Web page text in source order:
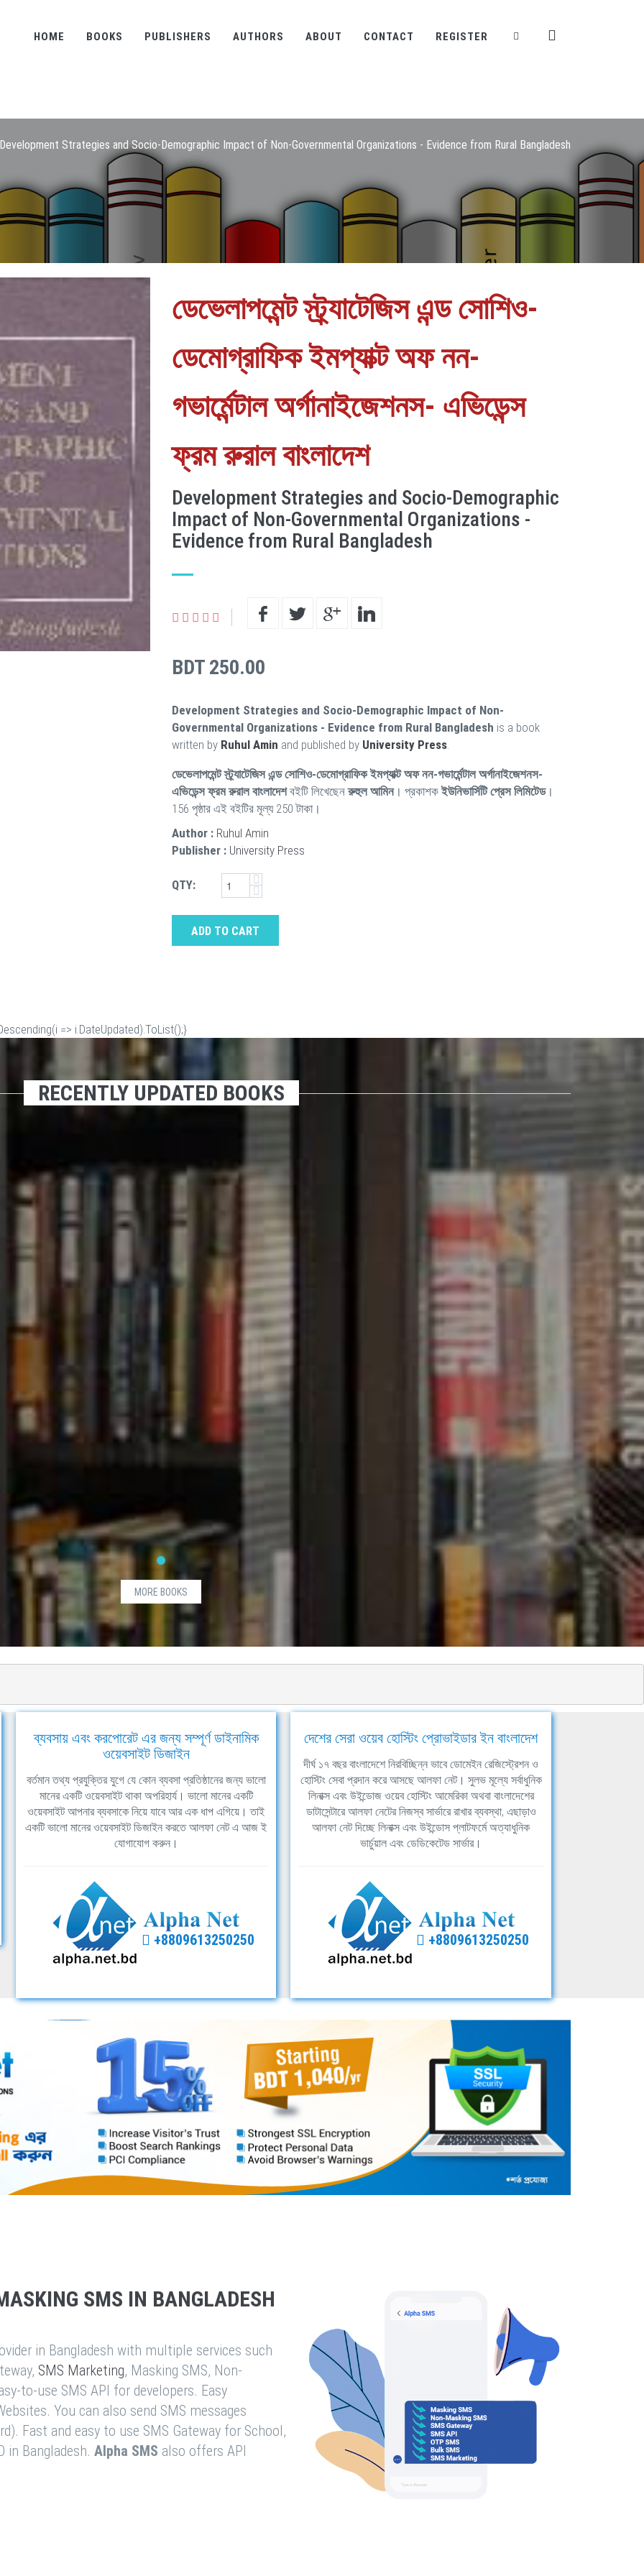
HOME BOOKS PUBLISHERS AUTHORS ABOUT CONTACT REGISTER
Development Strategies and Socio-Demographic Impact of Non-Governmental Organizations - Evidence from Rural Bangladesh
ডেভেলাপমেন্ট স্ট্র্যাটেজিস এন্ড সোশিও-
ডেমোগ্রাফিক ইমপ্যাক্ট অফ নন-
গভার্মেন্টাল অর্গানাইজেশনস- এভিডেন্স
ফ্রম রুরাল বাংলাদেশ
Development Strategies and Socio-Demographic
Impact of Non-Governmental Organizations -
Evidence from Rural Bangladesh
BDT 250.00
Development Strategies and Socio-Demographic Impact of Non-
Governmental Organizations - Evidence from Rural Bangladesh is a book
written by Ruhul Amin and published by University Press.
ডেভেলাপমেন্ট স্ট্র্যাটেজিস এন্ড সোশিও-ডেমোগ্রাফিক ইমপ্যাক্ট অফ নন-গভার্মেন্টাল অর্গানাইজেশনস-
এভিডেন্স ফ্রম রুরাল বাংলাদেশবইটি লিখেছেনরুহুল আমিন। প্রকাশকইউনিভার্সিটি প্রেস লিমিটেড।
156 পৃষ্ঠার এই বইটির মূল্য 250 টাকা।
Author : Ruhul Amin
Publisher : University Press
QTY:
ADD TO CART
=> i.DateUpdated).ToList();}
RECENTLY UPDATED BOOKS
MORE BOOKS
ব্যবসায় এবং করপোরেট এর জন্য সম্পূর্ণ ডাইনামিক
ওয়েবসাইট ডিজাইন
বর্তমান তথ্য প্রযুক্তির যুগে যে কোন ব্যবসা প্রতিষ্ঠানের জন্য ভালো
মানের একটি ওয়েবসাইট থাকা অপরিহার্য। ভালো মানের একটি
ওয়েবসাইট আপনার ব্যবসাকে নিয়ে যাবে আর এক ধাপ এগিয়ে। তাই
একটি ভালো মানের ওয়েবসাইট ডিজাইন করতে আলফা নেট এ আজ ই
যোগাযোগ করুন।
+8809613250250
দেশের সেরা ওয়েব হোস্টিং প্রোভাইডার ইন বাংলাদেশ
দীর্ঘ ১৭ বছর বাংলাদেশে নিরবিচ্ছিন্ন ভাবে ডোমেইন রেজিস্ট্রেশন ও
হোস্টিং সেবা প্রদান করে আসছে আলফা নেট। সুলভ মূল্যে সর্বাধুনিক
লিনাক্স এবং উইন্ডোজ ওয়েব হোস্টিং আমেরিকা অথবা বাংলাদেশের
ডাটাসেন্টারে আলফা নেটের নিজস্ব সার্ভারে রাখার ব্যবস্থা, এছাড়াও
আলফা নেট দিচ্ছে লিনাক্স এবং উইন্ডোস প্লাটফর্মে অত্যাধুনিক
ভার্চুয়াল এবং ডেডিকেটেড সার্ভার।
+8809613250250
SMS IN BANGLADESH
in Bangladesh with multiple services such
SMS Marketing, Masking SMS, Non-
to-use SMS API for developers. Easy
You can also send SMS messages
Fast and easy to use SMS Gateway for School,
in Bangladesh. Alpha SMS also offers API